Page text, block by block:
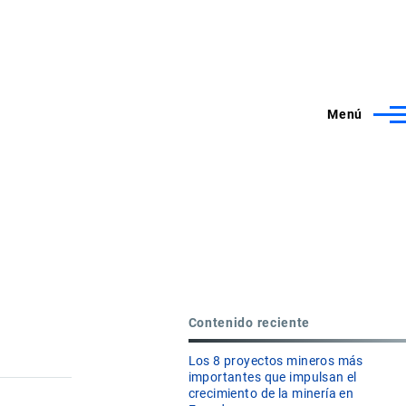
Menú
Contenido reciente
Los 8 proyectos mineros más
importantes que impulsan el
crecimiento de la minería en